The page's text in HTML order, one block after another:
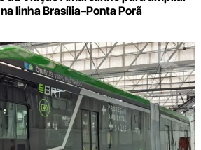
linha Brasília–Ponta Porã